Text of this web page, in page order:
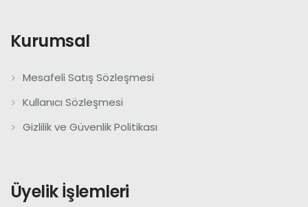
Kurumsal
Mesafeli Satış Sözleşmesi
Kullanıcı Sözleşmesi
Gizlilik ve Güvenlik Politikası
Üyelik İşlemleri